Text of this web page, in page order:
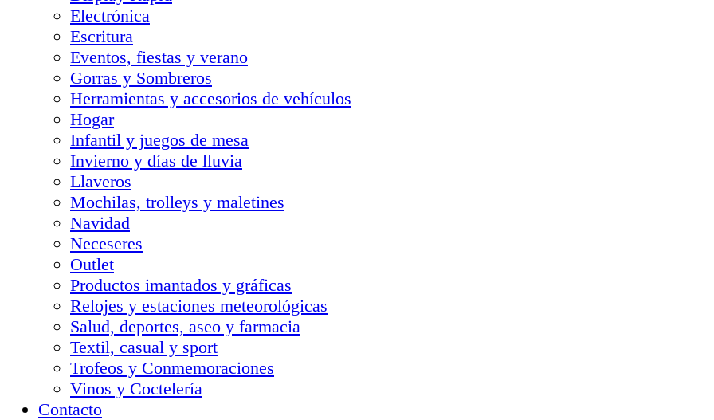
Electrónica
Escritura
Eventos, fiestas y verano
Gorras y Sombreros
Herramientas y accesorios de vehículos
Hogar
Infantil y juegos de mesa
Invierno y días de lluvia
Llaveros
Mochilas, trolleys y maletines
Navidad
Neceseres
Outlet
Productos imantados y gráficas
Relojes y estaciones meteorológicas
Salud, deportes, aseo y farmacia
Textil, casual y sport
Trofeos y Conmemoraciones
Vinos y Coctelería
Contacto